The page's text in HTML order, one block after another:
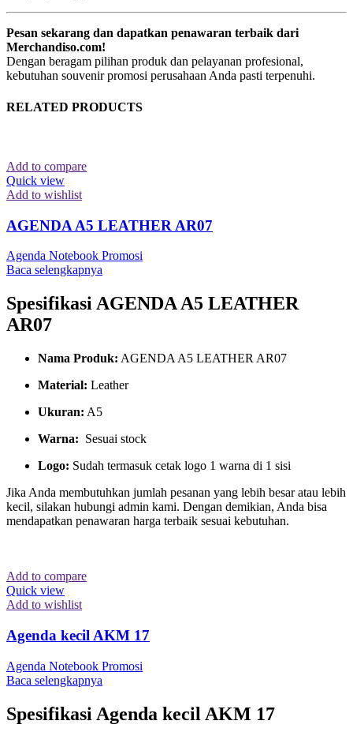
Pesan sekarang dan dapatkan penawaran terbaik dari
Merchandiso.com!
Dengan beragam pilihan produk dan pelayanan profesional,
kebutuhan souvenir promosi perusahaan Anda pasti terpenuhi.
RELATED PRODUCTS
Add to compare
Quick view
Add to wishlist
AGENDA A5 LEATHER AR07
Agenda Notebook Promosi
Baca selengkapnya
Spesifikasi AGENDA A5 LEATHER
AR07
Nama Produk: AGENDA A5 LEATHER AR07
Material: Leather
Ukuran: A5
Warna: Sesuai stock
Logo: Sudah termasuk cetak logo 1 warna di 1 sisi
Jika Anda membutuhkan jumlah pesanan yang lebih besar atau lebih
kecil, silakan hubungi admin kami. Dengan demikian, Anda bisa
mendapatkan penawaran harga terbaik sesuai kebutuhan.
Add to compare
Quick view
Add to wishlist
Agenda kecil AKM 17
Agenda Notebook Promosi
Baca selengkapnya
Spesifikasi Agenda kecil AKM 17